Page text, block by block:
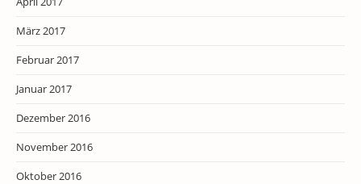
März 2017
Februar 2017
Januar 2017
Dezember 2016
November 2016
Oktober 2016